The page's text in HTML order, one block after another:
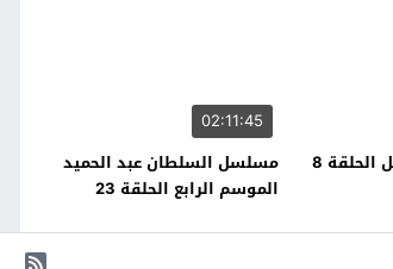
8
02:11:45
مسلسل السلطان عبد الحميد
الموسم الرابع الحلقة 23